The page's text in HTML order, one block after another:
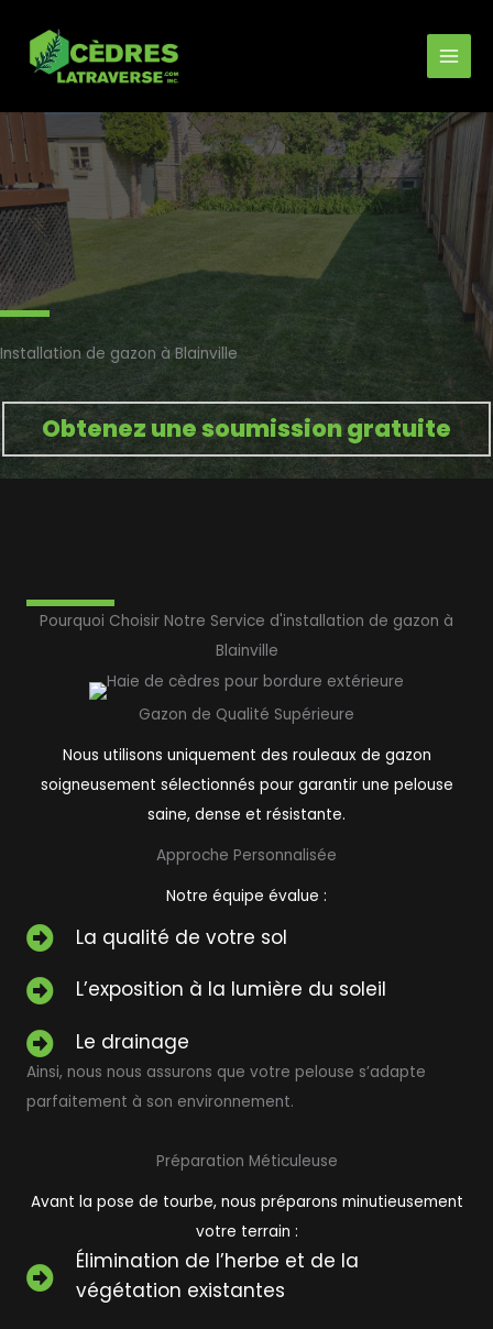
contenu
Installation de gazon à Blainville
Obtenez une soumission gratuite
Pourquoi Choisir Notre Service d'installation de gazon à
Blainville
Gazon de Qualité Supérieure
Nous utilisons uniquement des rouleaux de gazon
soigneusement sélectionnés pour garantir une pelouse
saine, dense et résistante.
Approche Personnalisée
Notre équipe évalue :
La qualité de votre sol
L’exposition à la lumière du soleil
Le drainage
Ainsi, nous nous assurons que votre pelouse s’adapte
parfaitement à son environnement.
Préparation Méticuleuse
Avant la pose de tourbe, nous préparons minutieusement
votre terrain :
Élimination de l’herbe et de la
végétation existantes